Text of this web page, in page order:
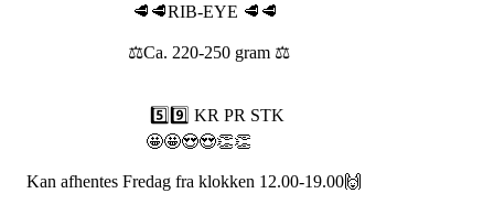
🥩🥩RIB-EYE 🥩🥩
⚖️Ca. 220-250 gram ⚖️
5️⃣9️⃣ KR PR STK
🤩🤩😍😍👏👏
Kan afhentes Fredag fra klokken 12.00-19.00🙌